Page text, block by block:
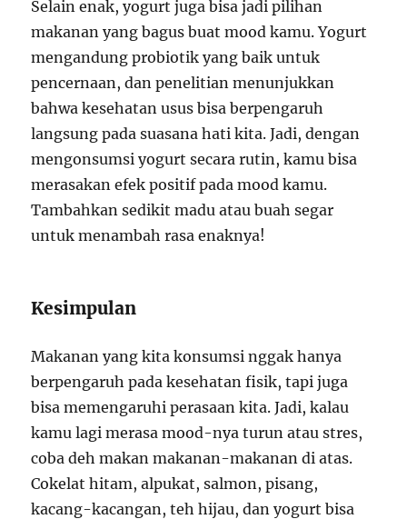
Selain enak, yogurt juga bisa jadi pilihan
makanan yang bagus buat mood kamu. Yogurt
mengandung probiotik yang baik untuk
pencernaan, dan penelitian menunjukkan
bahwa kesehatan usus bisa berpengaruh
langsung pada suasana hati kita. Jadi, dengan
mengonsumsi yogurt secara rutin, kamu bisa
merasakan efek positif pada mood kamu.
Tambahkan sedikit madu atau buah segar
untuk menambah rasa enaknya!
Kesimpulan
Makanan yang kita konsumsi nggak hanya
berpengaruh pada kesehatan fisik, tapi juga
bisa memengaruhi perasaan kita. Jadi, kalau
kamu lagi merasa mood-nya turun atau stres,
coba deh makan makanan-makanan di atas.
Cokelat hitam, alpukat, salmon, pisang,
kacang-kacangan, teh hijau, dan yogurt bisa